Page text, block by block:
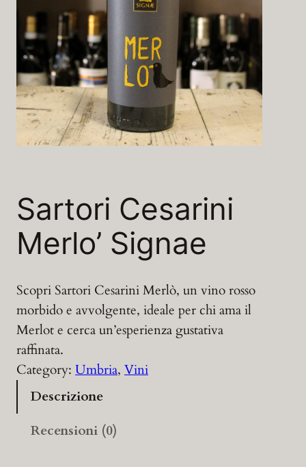
Sartori Cesarini
Merlo’ Signae
Scopri Sartori Cesarini Merlò, un vino rosso
morbido e avvolgente, ideale per chi ama il
Merlot e cerca un’esperienza gustativa
raffinata.
Category: Umbria, Vini
Descrizione
Recensioni (0)